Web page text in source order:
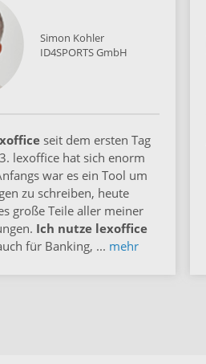
Simon Kohler
ID4SPORTS GmbH
seit dem ersten Tag
lexoffice hat sich enorm
war es ein Tool um
zu schreiben, heute
große Teile aller meiner
Ich nutze lexoffice
für Banking, ... mehr